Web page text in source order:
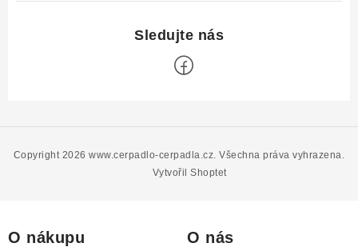
Vytvořil Shoptet
Copyright 2026www.cerpadlo-cerpadla.cz . Všechna práva vyhrazena.
O nákupu O nás